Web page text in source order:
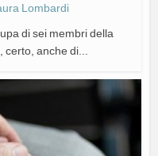
Lombardi
di sei membri della
anche di...